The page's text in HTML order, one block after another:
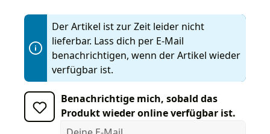
Der Artikel ist zur Zeit leider nicht
lieferbar. Lass dich per E-Mail
benachrichtigen, wenn der Artikel wieder
verfügbar ist.
Benachrichtige mich, sobald das
Produkt wieder online verfügbar ist.
Deine E-Mail